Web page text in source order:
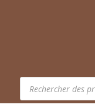
Recherche
produits